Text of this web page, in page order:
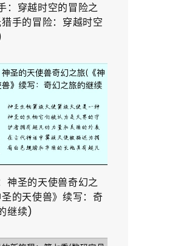
：穿越时空的冒险之
手的冒险：穿越时空
神圣的天使兽奇幻之
的天使兽》续写：奇
继续)